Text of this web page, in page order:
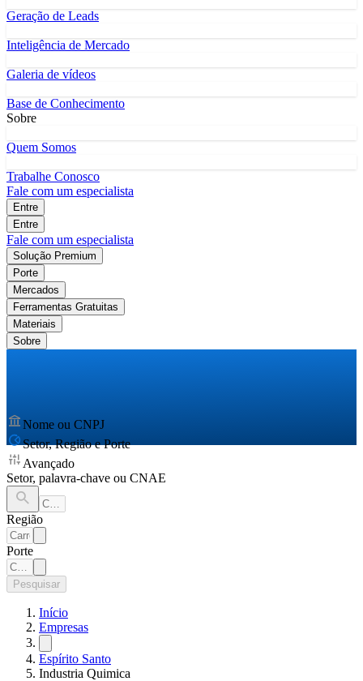
Geração de Leads
Inteligência de Mercado
Galeria de vídeos
Base de Conhecimento
Sobre
Quem Somos
Trabalhe Conosco
Fale com um especialista
Entre
Entre
Fale com um especialista
Solução Premium
Porte
Mercados
Ferramentas Gratuitas
Materiais
Sobre
Nome ou CNPJ
Setor, Região e Porte
Avançado
Setor, palavra-chave ou CNAE
Região
Porte
Pesquisar
Início
Empresas
Espírito Santo
Industria Quimica